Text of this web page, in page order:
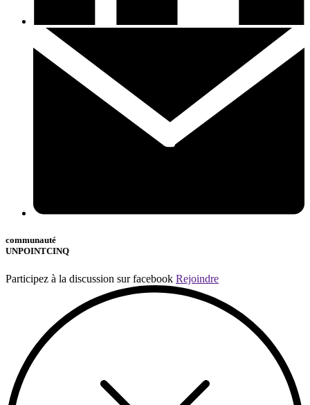
communauté
UNPOINTCINQ
Participez à la discussion sur facebook Rejoindre